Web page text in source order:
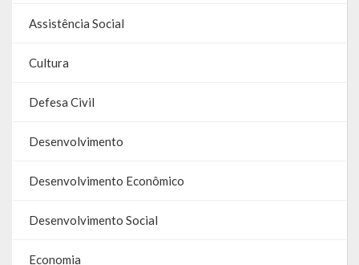
Editais de Concursos/Processos Seletivos
Legislativo
Legislação
Lei Municipal
Assistência Social
Cultura
Defesa Civil
Desenvolvimento
Desenvolvimento Econômico
Desenvolvimento Social
Economia